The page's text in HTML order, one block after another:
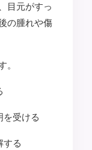
目元がすっ
の腫れや傷
を受ける
する